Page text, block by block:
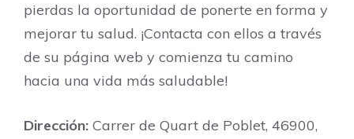
pierdas la oportunidad de ponerte en forma y
mejorar tu salud. ¡Contacta con ellos a través
de su página web y comienza tu camino
hacia una vida más saludable!
Dirección: Carrer de Quart de Poblet, 46900,